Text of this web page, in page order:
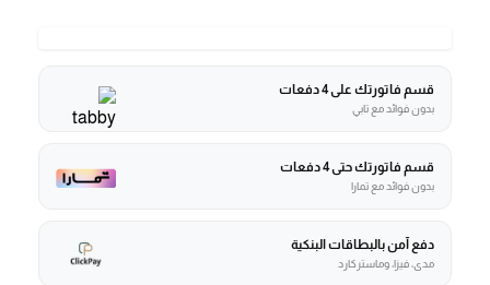
قسم فاتورتك على 4 دفعات
بدون فوائد مع تابي
قسم فاتورتك حتى 4 دفعات
بدون فوائد مع تمارا
دفع آمن بالبطاقات البنكية
مدى، فيزا، وماستركارد